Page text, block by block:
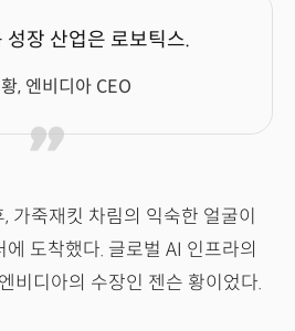
성장 산업은 로보틱스.
, 엔비디아 CEO
가죽재킷 차림의 익숙한 얼굴이
도착했다. 글로벌 AI 인프라의
비디아의 수장인 젠슨 황이었다.